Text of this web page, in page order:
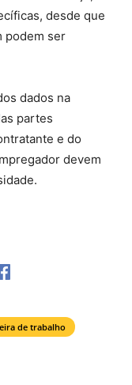
desde que
podem ser
dados na
partes
e do
devem
de trabalho